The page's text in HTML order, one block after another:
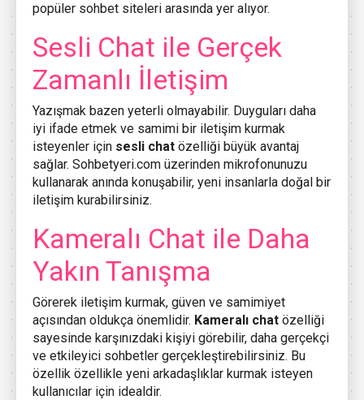
popüler sohbet siteleri arasında yer alıyor.
Sesli Chat ile Gerçek
Zamanlı İletişim
Yazışmak bazen yeterli olmayabilir. Duyguları daha
iyi ifade etmek ve samimi bir iletişim kurmak
isteyenler için sesli chat özelliği büyük avantaj
sağlar. Sohbetyeri.com üzerinden mikrofonunuzu
kullanarak anında konuşabilir, yeni insanlarla doğal bir
iletişim kurabilirsiniz.
Kameralı Chat ile Daha
Yakın Tanışma
Görerek iletişim kurmak, güven ve samimiyet
açısından oldukça önemlidir. Kameralı chat özelliği
sayesinde karşınızdaki kişiyi görebilir, daha gerçekçi
ve etkileyici sohbetler gerçekleştirebilirsiniz. Bu
özellik özellikle yeni arkadaşlıklar kurmak isteyen
kullanıcılar için idealdir.